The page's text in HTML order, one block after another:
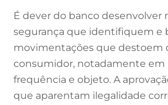
É dever do banco desenvolver
segurança que identifiquem e
movimentações que destoem
consumidor, notadamente em
frequência e objeto. A
que aparentam ilegalidade